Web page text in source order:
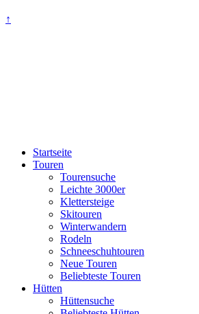
↑
Startseite
Touren
Tourensuche
Leichte 3000er
Klettersteige
Skitouren
Winterwandern
Rodeln
Schneeschuhtouren
Neue Touren
Beliebteste Touren
Hütten
Hüttensuche